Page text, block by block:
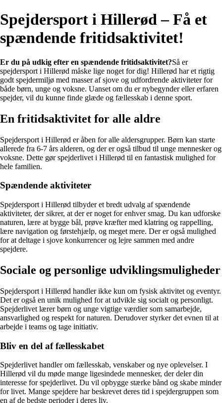
Spejdersport i Hillerød – Få et
spændende fritidsaktivitet!
Er du på udkig efter en spændende fritidsaktivitet?Så er
spejdersport i Hillerød måske lige noget for dig! Hillerød har et rigtig
godt spejdermiljø med masser af sjove og udfordrende aktiviteter for
både børn, unge og voksne. Uanset om du er nybegynder eller erfaren
spejder, vil du kunne finde glæde og fællesskab i denne sport.
En fritidsaktivitet for alle aldre
Spejdersport i Hillerød er åben for alle aldersgrupper. Børn kan starte
allerede fra 6-7 års alderen, og der er også tilbud til unge mennesker og
voksne. Dette gør spejderlivet i Hillerød til en fantastisk mulighed for
hele familien.
Spændende aktiviteter
Spejdersport i Hillerød tilbyder et bredt udvalg af spændende
aktiviteter, der sikrer, at der er noget for enhver smag. Du kan udforske
naturen, lære at bygge bål, prøve kræfter med klatring og rappelling,
lære navigation og førstehjælp, og meget mere. Der er også mulighed
for at deltage i sjove konkurrencer og lejre sammen med andre
spejdere.
Sociale og personlige udviklingsmuligheder
Spejdersport i Hillerød handler ikke kun om fysisk aktivitet og eventyr.
Det er også en unik mulighed for at udvikle sig socialt og personligt.
Spejderlivet lærer børn og unge vigtige værdier som samarbejde,
ansvarlighed og respekt for naturen. Derudover styrker det evnen til at
arbejde i teams og tage initiativ.
Bliv en del af fællesskabet
Spejderlivet handler om fællesskab, venskaber og nye oplevelser. I
Hillerød vil du møde mange ligesindede mennesker, der deler din
interesse for spejderlivet. Du vil opbygge stærke bånd og skabe minder
for livet. Mange spejdere har beskrevet deres tid i spejdergruppen som
en af de bedste perioder i deres liv.